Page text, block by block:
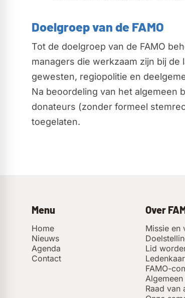
Doelgroep van de FAMO
Tot de doelgroep van de FAMO
managers die werkzaam zijn bij
gewesten, regiopolitie en
Na beoordeling van het algemeen
donateurs (zonder formeel
toegelaten.
Menu
Home
Nieuws
Agenda
Contact
Over
Missie en
Lid
FAMO-
Raad van